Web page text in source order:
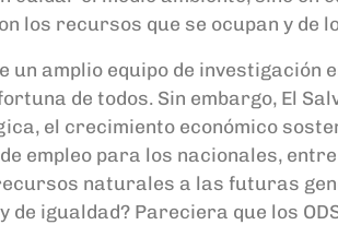
los recursos que se ocupan y de
amplio equipo de investigación
de todos. Sin embargo, El
el crecimiento económico
empleo para los nacionales,
naturales a las futuras
de igualdad? Pareciera que los